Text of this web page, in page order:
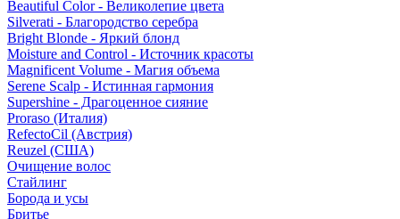
Beautiful Color - Великолепие цвета
Silverati - Благородство серебра
Bright Blonde - Яркий блонд
Moisture and Control - Источник красоты
Magnificent Volume - Магия объема
Serene Scalp - Истинная гармония
Supershine - Драгоценное сияние
Proraso (Италия)
RefectoCil (Австрия)
Reuzel (США)
Очищение волос
Стайлинг
Борода и усы
Бритье